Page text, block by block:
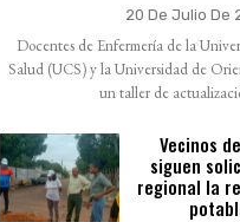
20 De Julio De
Docentes de Enfermería de la
Salud (UCS) y la Universidad de
un taller de
Vecinos
siguen
regional la